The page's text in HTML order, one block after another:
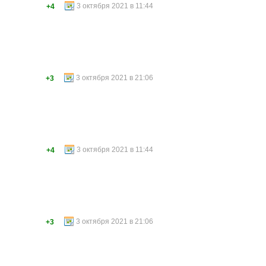
3 октября 2021 в 11:44
+4
3 октября 2021 в 21:06
+3
3 октября 2021 в 11:44
+4
3 октября 2021 в 21:06
+3